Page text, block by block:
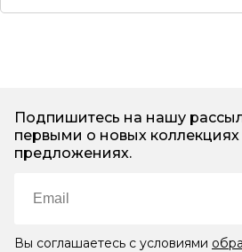
Подпишитесь на нашу
первыми о новых
предложениях.
Вы соглашаетесь с условиями